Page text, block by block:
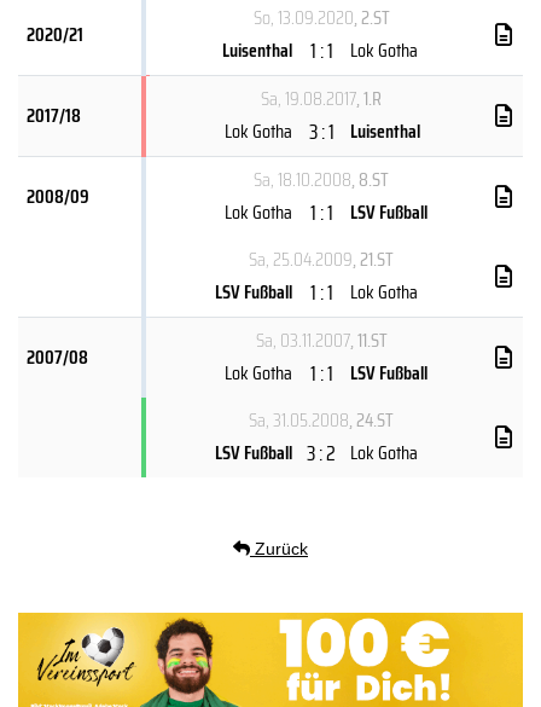
2020/21
So, 13.09.2020, 2.ST
Luisenthal
1 : 1 Lok Gotha
2017/18
Sa, 19.08.2017, 1.R
Lok Gotha 3 : 1 Luisenthal
2008/09
Sa, 18.10.2008, 8.ST
Lok Gotha
1 : 1
LSV Fußball
Sa, 25.04.2009, 21.ST
LSV Fußball
1 : 1 Lok Gotha
2007/08
Sa, 03.11.2007, 11.ST
Lok Gotha
1 : 1
LSV Fußball
Sa, 31.05.2008, 24.ST
LSV Fußball 3 : 2 Lok Gotha
Zurück